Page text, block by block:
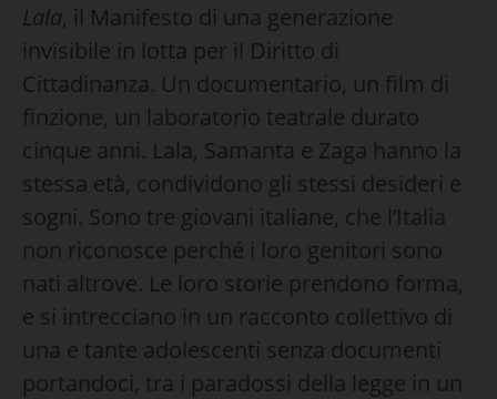
Lala, il Manifesto di una generazione
invisibile in lotta per il Diritto di
Cittadinanza. Un documentario, un film di
finzione, un laboratorio teatrale durato
cinque anni. Lala, Samanta e Zaga hanno la
stessa età, condividono gli stessi desideri e
sogni. Sono tre giovani italiane, che l’Italia
non riconosce perché i loro genitori sono
nati altrove. Le loro storie prendono forma,
e si intrecciano in un racconto collettivo di
una e tante adolescenti senza documenti
portandoci, tra i paradossi della legge in un